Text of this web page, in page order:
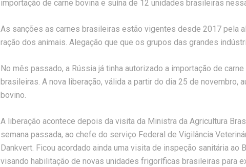
importação de carne bovina e suína de 12 unidades brasileiras
As sanções as carnes brasileiras estão vigentes desde 2017 pela
ração dos animais. Alegação que que os grupos das grandes
No mês passado, a Rússia já tinha autorizado a importação de
brasileiras. A nova liberação, válida a partir do dia 25 de novembro,
bovino.
A liberação acontece depois da visita da Ministra da Agricultura
semana passada, ao chefe do serviço Federal de Vigilância
Dankvert. Ficou acordado ainda uma visita de inspeção sanitária
visando habilitação de novas unidades frigoríficas brasileiras para